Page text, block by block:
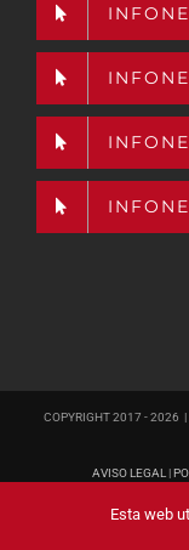
COPYRIGHT 2017 -2026 |
AVISO LEGAL |
Esta web